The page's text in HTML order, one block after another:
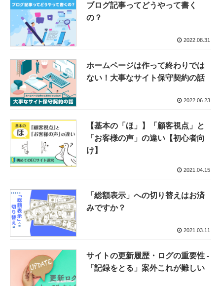
ブログ記事ってどうやって書く
の？
2022.08.31
ホームページは作って終わりでは
ない！大事なサイト保守契約の話
2022.06.23
【基本の「ほ」】「顧客視点」と
「お客様の声」の違い【初心者向
け】
2021.04.15
「総額表示」への切り替えはお済
みですか？
2021.03.11
サイトの更新履歴・ログの重要性 -
「記録をとる」案外これが難しい